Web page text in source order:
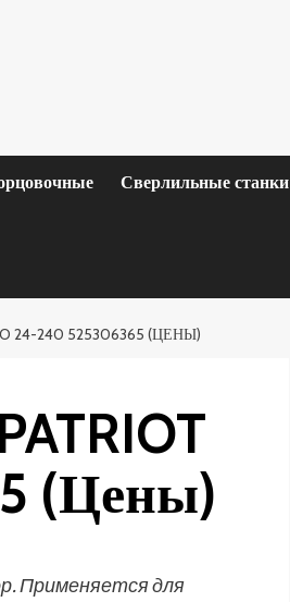
Сверлильные станки
24-240 525306365 (ЦЕНЫ)
(Цены)
Применяется для